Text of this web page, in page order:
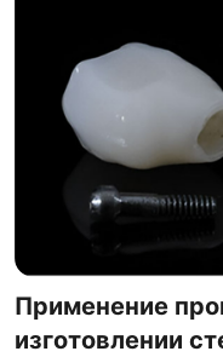
Применение
изготовлении